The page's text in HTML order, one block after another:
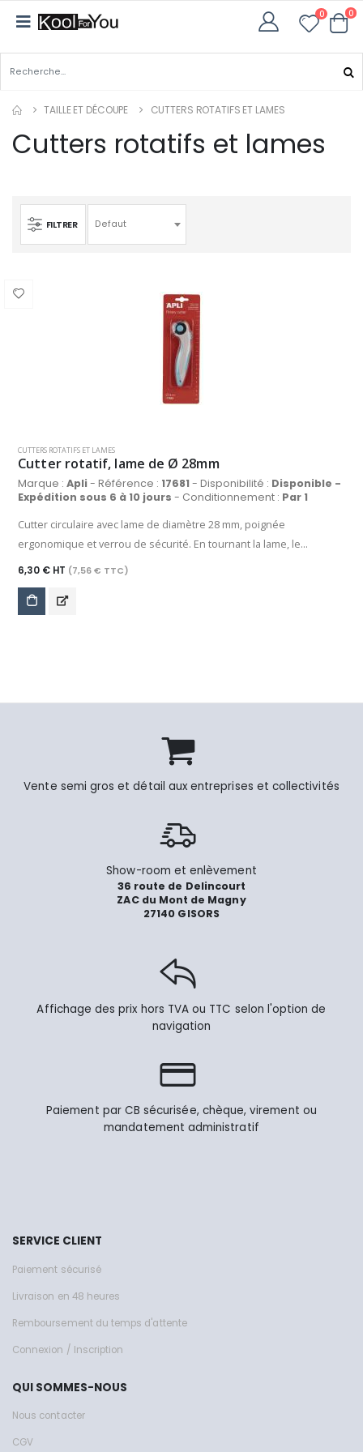
0 0
TAILLE ET DÉCOUPE CUTTERS ROTATIFS ET LAMES
Cutters rotatifs et lames
FILTRER Defaut
CUTTERS ROTATIFS ET LAMES
Cutter rotatif, lame de Ø 28mm
Marque :Apli- Référence : 17681- Disponibilité : Disponible -
Expédition sous 6 à 10 jours - Conditionnement : Par 1
Cutter circulaire avec lame de diamètre 28 mm, poignée
ergonomique et verrou de sécurité. En tournant la lame, le
matériau se plisse moins et pour obtenir de meilleurs résultats. Sa
les tissus avec une précision totale. Finition "soft touch" à
6,30 € HT (7,56 € TTC)
Vente semi gros et détail aux entreprises et collectivités
Show-room et enlèvement
36 route de Delincourt
ZAC du Mont de Magny
27140 GISORS
Affichage des prix hors TVA ou TTC selon l'option de
navigation
Paiement par CB sécurisée, chèque, virement ou
mandatement administratif
SERVICE CLIENT
Paiement sécurisé
Livraison en 48 heures
Remboursement du temps d'attente
Connexion / Inscription
QUI SOMMES-NOUS
Nous contacter
CGV